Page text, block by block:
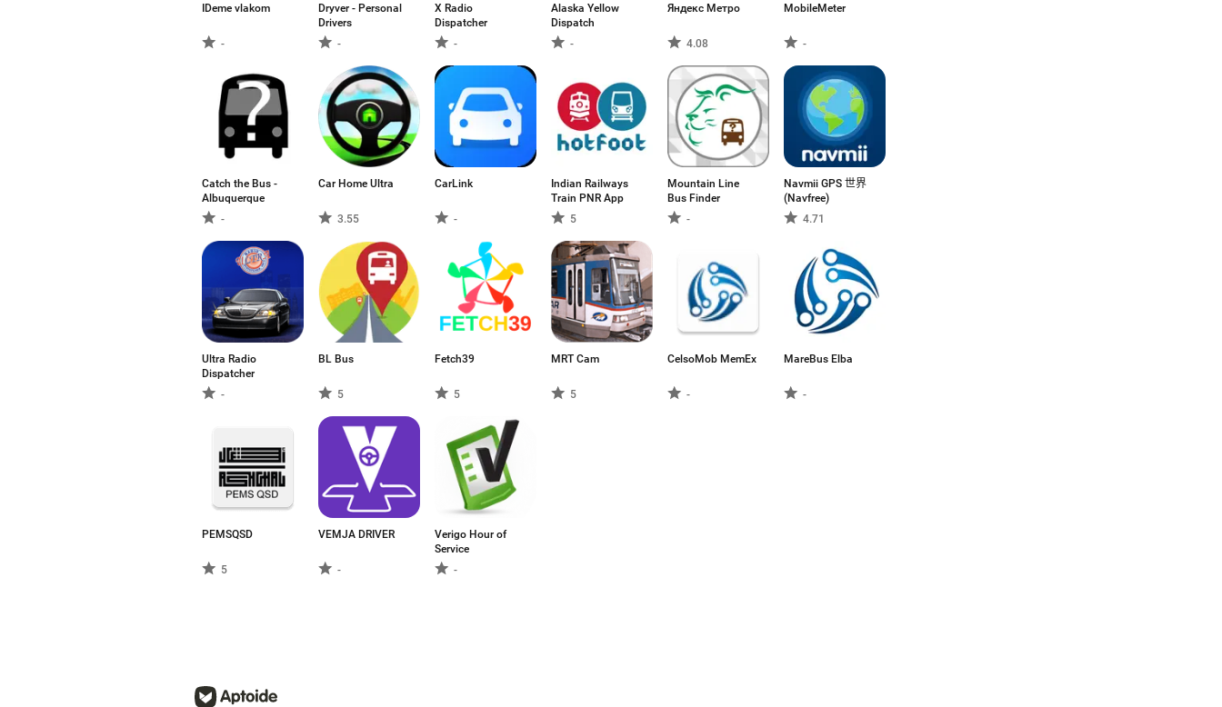
IDeme vlakom
-
Dryver - Personal
Drivers
-
X Radio
Dispatcher
-
Alaska Yellow
Dispatch
-
Яндекс Метро
4.08
MobileMeter
-
Catch the Bus -
Albuquerque
-
Car Home Ultra
3.55
CarLink
-
Indian Railways
Train PNR App
5
Mountain Line
Bus Finder
-
Navmii GPS 世界
(Navfree)
4.71
Ultra Radio
Dispatcher
-
BL Bus
5
Fetch39
5
MRT Cam
5
CelsoMob MemEx
-
MareBus Elba
-
PEMSQSD
5
VEMJA DRIVER
-
Verigo Hour of
Service
-